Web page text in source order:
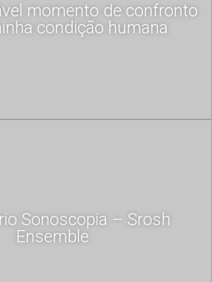
momento de confronto
condição humana
Sonoscopia – Srosh
Ensemble